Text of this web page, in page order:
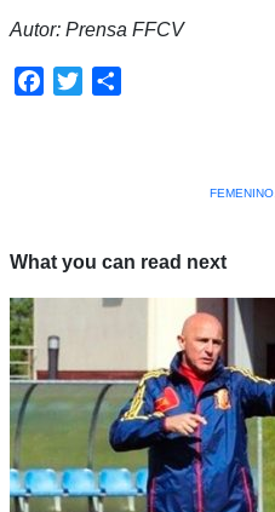
Autor: Prensa FFCV
Facebook
Twitter
FEMENINO,
What you can read next